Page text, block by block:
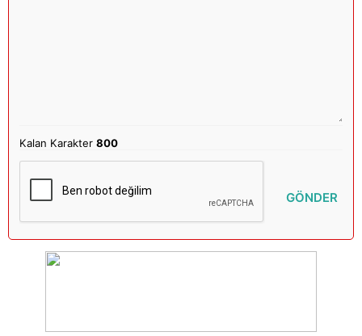
Kalan Karakter800
GÖNDER